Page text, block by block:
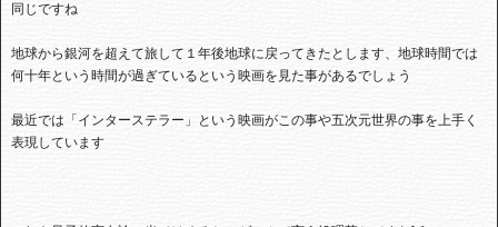
同じですね
地球から銀河を超えて旅して１年後地球に戻ってきたとします、地球時間では
何十年という時間が過ぎているという映画を見た事があるでしょう
最近では「インターステラー」という映画がこの事や五次元世界の事を上手く
表現しています